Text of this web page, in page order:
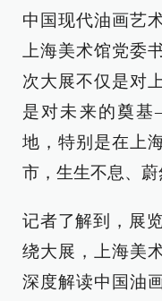
中国现代油画艺
上海美术馆党委
次大展不仅是对
是对未来的奠
地，特别是在上
市，生生不息、蔚
记者了解到，展
绕大展，上海美
深度解读中国油